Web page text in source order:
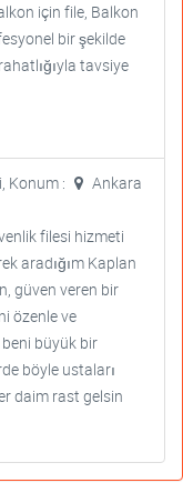
için file, Balkon
bir şekilde
tavsiye
Konum :
Ankara
filesi hizmeti
aradığım Kaplan
güven veren bir
özenle ve
büyük bir
böyle ustaları
daim rast gelsin